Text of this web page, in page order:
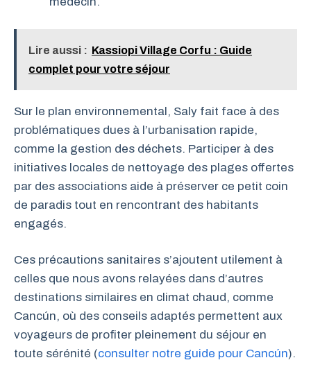
Lire aussi : Kassiopi Village Corfu : Guide
complet pour votre séjour
Sur le plan environnemental, Saly fait face à des
problématiques dues à l’urbanisation rapide,
comme la gestion des déchets. Participer à des
initiatives locales de nettoyage des plages offertes
par des associations aide à préserver ce petit coin
de paradis tout en rencontrant des habitants
engagés.
Ces précautions sanitaires s’ajoutent utilement à
celles que nous avons relayées dans d’autres
destinations similaires en climat chaud, comme
Cancún, où des conseils adaptés permettent aux
voyageurs de profiter pleinement du séjour en
toute sérénité (consulter notre guide pour Cancún).